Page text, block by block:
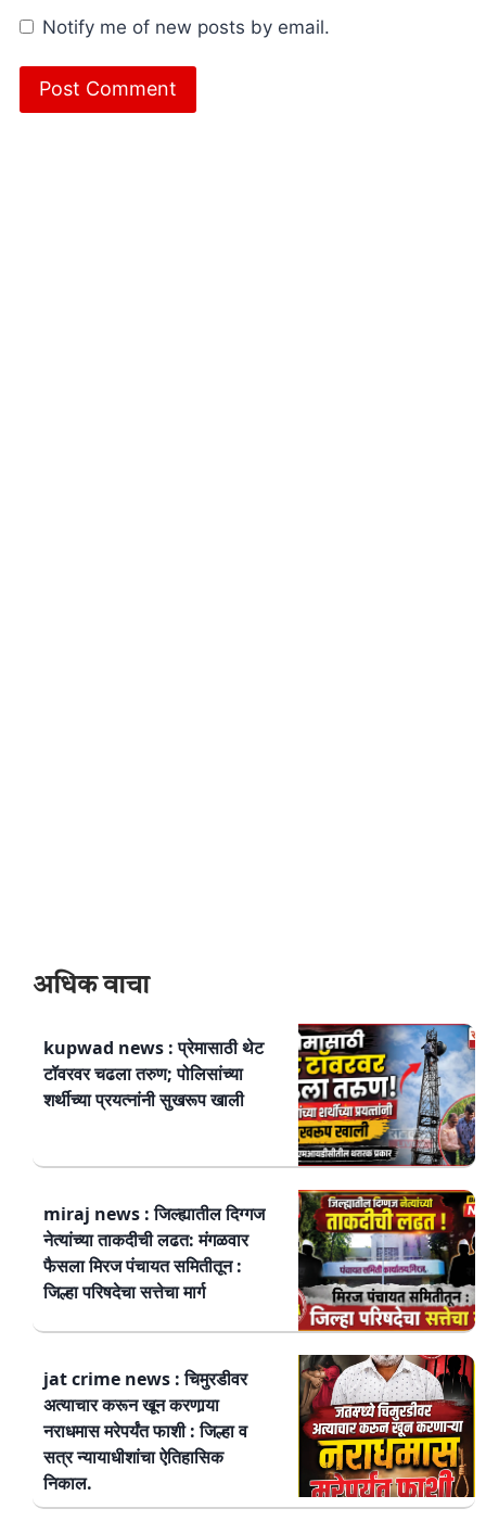
Notify me of new posts by email.
अधिक वाचा
kupwad news : प्रेमासाठी थेट
टॉवरवर चढला तरुण; पोलिसांच्या
शर्थीच्या प्रयत्नांनी सुखरूप खाली
miraj news : जिल्ह्यातील दिग्गज
नेत्यांच्या ताकदीची लढत: मंगळवार
फैसला मिरज पंचायत समितीतून :
जिल्हा परिषदेचा सत्तेचा मार्ग
jat crime news : चिमुरडीवर
अत्याचार करून खून करणार्‍या
नराधमास मरेपर्यंत फाशी : जिल्हा व
सत्र न्यायाधीशांचा ऐतिहासिक
निकाल.